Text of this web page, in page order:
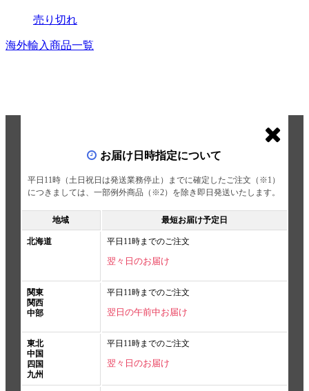
売り切れ
海外輸入商品一覧
お届け日時指定について
平日11時（土日祝日は発送業務停止）までに確定したご注文（※1）
につきましては、一部例外商品（※2）を除き即日発送いたします。
地域 最短お届け予定日
北海道 平日11時までのご注文
翌々日のお届け
関東
関西
中部
平日11時までのご注文
翌日の午前中お届け
東北
中国
四国
九州
平日11時までのご注文
翌々日のお届け